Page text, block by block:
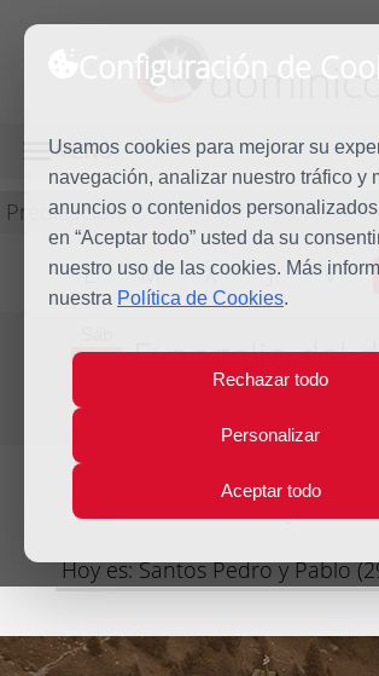
Configuración de
Usamos cookies para mejorar su
navegación, analizar nuestro tráfico y
anuncios o contenidos
en “Aceptar todo” usted da su
nuestro uso de las cookies. Más
nuestra Política de Cookies.
Rechazar todo
Personalizar
Aceptar todo
MENÚ
Predicación
L M X J V
29
2019
Evangelio del
Lecturas del día y
Hoy es: Santos Pedro y Pablo